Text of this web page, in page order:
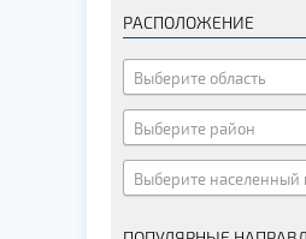
Памятники
Памятники
Памятники
Памятники
Церкви
РАСПОЛОЖЕНИЕ
Выберите область
Выберите район
Выберите населенный